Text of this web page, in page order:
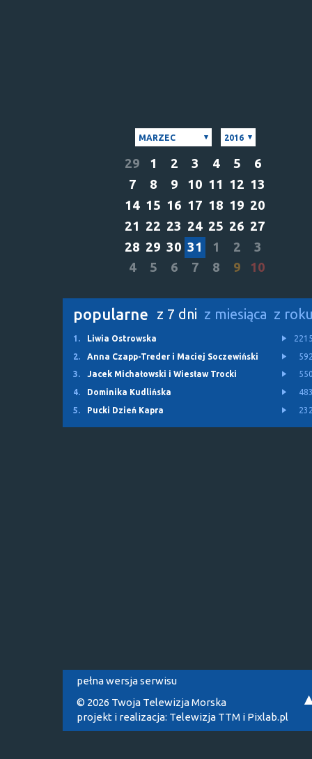
MARZEC 2016
29 1 2 3 4 5
6
7
8 9 10 11 12 13
14 15 16 17 18 19 20
21 22 23 24 25 26 27
28 29 30 31 1 2
3
4
5 6 7 8 9 10
popularne z 7 dni z miesiąca z
1. Liwia Ostrowska
2.
Anna Czapp-Treder i Maciej Soczewiński
3.
Jacek Michałowski i Wiesław Trocki
4.
Dominika Kudlińska
5.
Pucki Dzień Kapra
pełna wersja serwisu
© 2026 Twoja Telewizja Morska
projekt i realizacja: Telewizja TTM i Pixlab.pl